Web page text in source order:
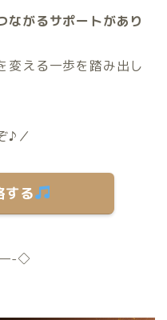
ながるサポートがあり
変える一歩を踏み出し
／
する
◇